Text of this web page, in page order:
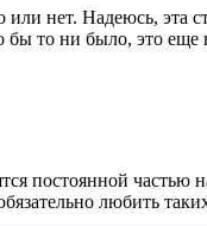
нет. Надеюсь, эта
то ни было, это еще
постоянной
любить